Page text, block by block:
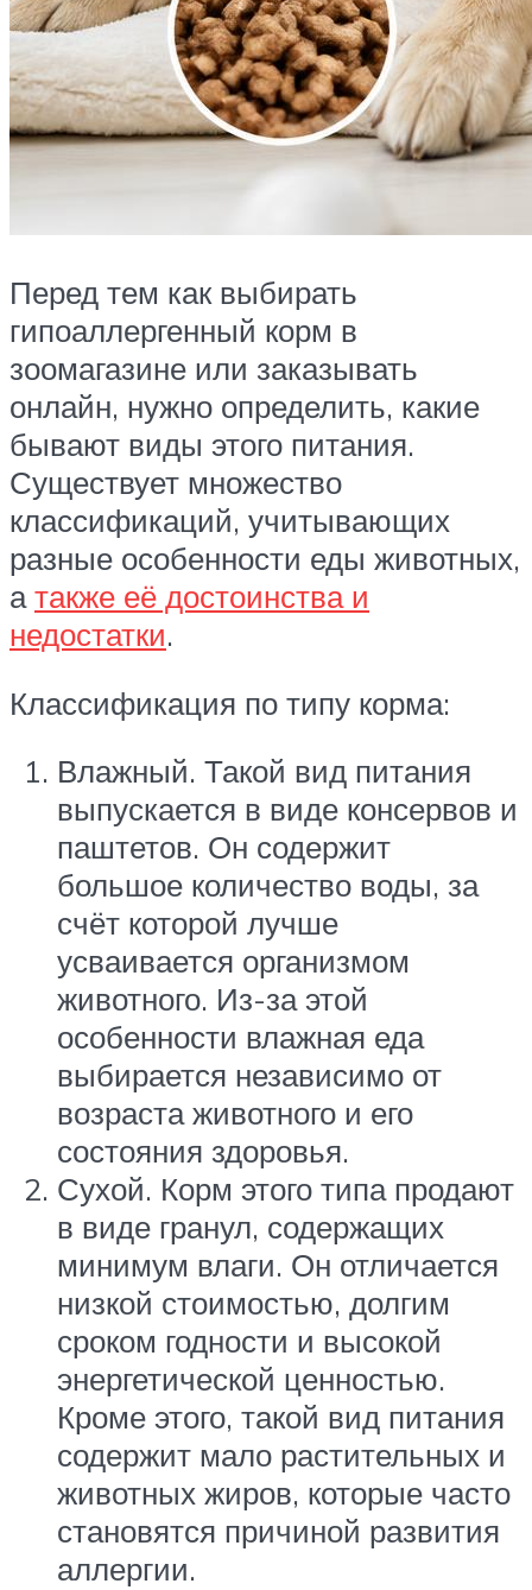
Перед тем как выбирать
гипоаллергенный корм в
зоомагазине или заказывать
онлайн, нужно определить, какие
бывают виды этого питания.
Существует множество
классификаций, учитывающих
разные особенности еды животных,
атакже её достоинства и
недостатки.
Классификация по типу корма:
Влажный. Такой вид питания
выпускается в виде консервов и
паштетов. Он содержит
большое количество воды, за
счёт которой лучше
усваивается организмом
животного. Из-за этой
особенности влажная еда
выбирается независимо от
возраста животного и его
состояния здоровья.
Сухой. Корм этого типа продают
в виде гранул, содержащих
минимум влаги. Он отличается
низкой стоимостью, долгим
сроком годности и высокой
энергетической ценностью.
Кроме этого, такой вид питания
содержит мало растительных и
животных жиров, которые часто
становятся причиной развития
аллергии.